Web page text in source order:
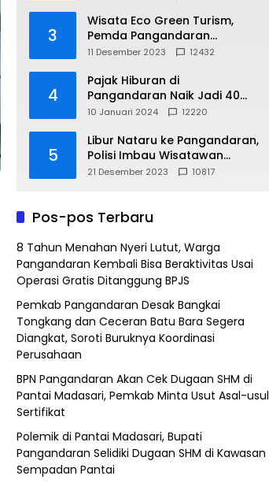
3
Wisata Eco Green Turism,
Pemda Pangandaran
Gandeng PLN
11 Desember 2023 12432
4
Pajak Hiburan di
Pangandaran Naik Jadi 40
Persen
10 Januari 2024 12220
5
Libur Nataru ke Pangandaran,
Polisi Imbau Wisatawan
Gunakan Jalur Arteri
21 Desember 2023 10817
Pos-pos Terbaru
8 Tahun Menahan Nyeri Lutut, Warga
Pangandaran Kembali Bisa Beraktivitas Usai
Operasi Gratis Ditanggung BPJS
Pemkab Pangandaran Desak Bangkai
Tongkang dan Ceceran Batu Bara Segera
Diangkat, Soroti Buruknya Koordinasi
Perusahaan
BPN Pangandaran Akan Cek Dugaan SHM di
Pantai Madasari, Pemkab Minta Usut Asal-usul
Sertifikat
Polemik di Pantai Madasari, Bupati
Pangandaran Selidiki Dugaan SHM di Kawasan
Sempadan Pantai